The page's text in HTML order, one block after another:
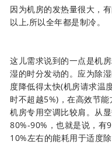
因为机房的发热量很大，
以上,所以全年都是制冷。
这儿需求说到的一点是机
湿的时分发动的。应为除
度降低得太快(机房请求温
时不超越5%)，在高效节
机房专用空调比较肩。从
80%-90%，也就是说，有
10%左右的能耗用于适度